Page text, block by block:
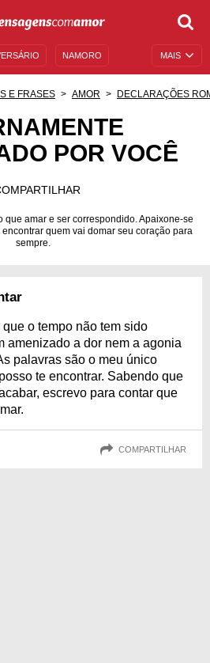
MAIS
NAMORO
DE ANIVERSÁRIO
E FRASES AMOR DECLARAÇÕES
POR VOCÊ
que amar e ser correspondido. Apaixone-se
quem vai domar seu coração para
sempre.
o tempo não tem sido
amenizado a dor nem a agonia
palavras são o meu único
te encontrar. Sabendo que
escrevo para contar que
COMPARTILHAR